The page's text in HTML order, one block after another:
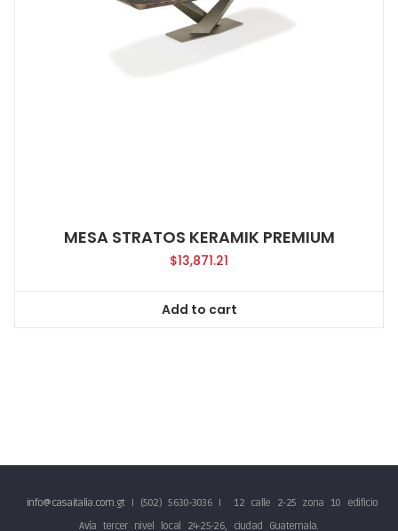
MESA STRATOS KERAMIK PREMIUM
$13,871.21
Add to cart
info@casaitalia.com.gtI (502) 5630-3036 I 12 calle 2-25 zona 10 edificio
Avía tercer nivel local 24-25-26, ciudad Guatemala.